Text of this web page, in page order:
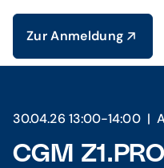
Zur Anmeldung
30.04.26 13:00-14:00|
CGM Z1.PRO